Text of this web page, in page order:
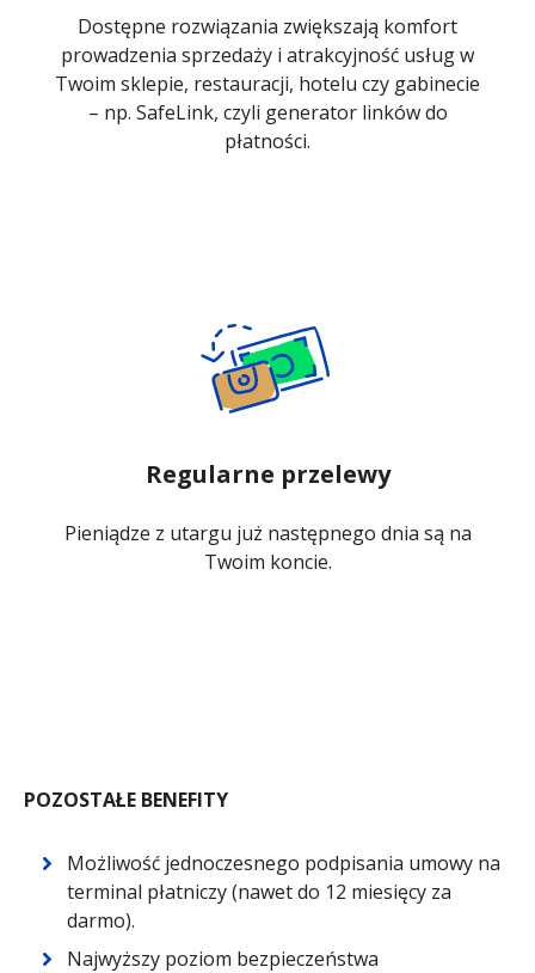
Dostępne rozwiązania zwiększają komfort
prowadzenia sprzedaży i atrakcyjność usług w
Twoim sklepie, restauracji, hotelu czy gabinecie
– np. SafeLink, czyli generator linków do
płatności.
Regularne przelewy
Pieniądze z utargu już następnego dnia są na
Twoim koncie.
POZOSTAŁE BENEFITY
Możliwość jednoczesnego podpisania umowy na
terminal płatniczy (nawet do 12 miesięcy za
darmo).
Najwyższy poziom bezpieczeństwa